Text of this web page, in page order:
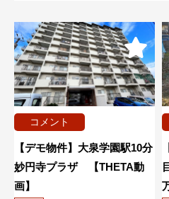
コメント
【デモ物件】大泉学園駅10分
妙円寺プラザ 【THETA動
画】